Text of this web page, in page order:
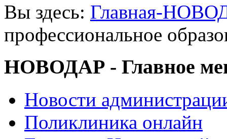
Вы здесь: Главная-
профессиональное
НОВОДАР - Главное
Новости
Поликлиника онлайн